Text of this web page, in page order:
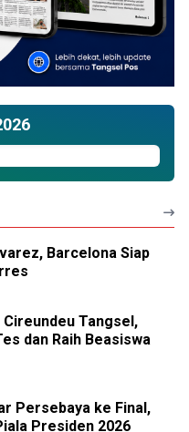
Barcelona Siap
Tangsel,
dan Raih Beasiswa
Persebaya ke Final,
Presiden 2026